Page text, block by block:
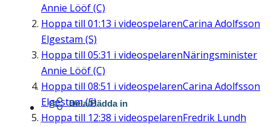
Annie Lööf (C)
Hoppa till 01:13 i videospelarenCarina Adolfsson
Elgestam (S)
Hoppa till 05:31 i videospelarenNäringsminister
Annie Lööf (C)
Hoppa till 08:51 i videospelarenCarina Adolfsson
Elgestam (S)
Hoppa till 12:38 i videospelarenFredrik Lundh
Dela/Bädda in